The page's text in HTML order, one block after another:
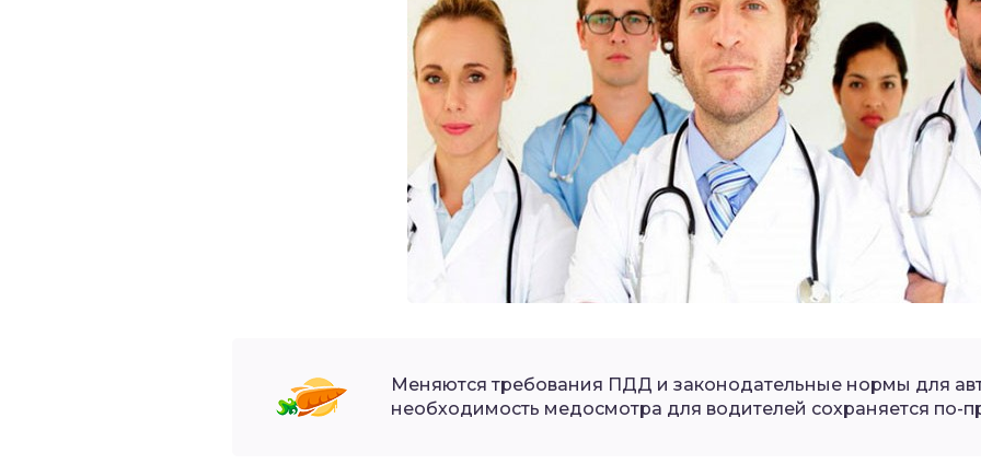
Меняются требования ПДД и законодательные нормы для
необходимость медосмотра для водителей сохраняется по-